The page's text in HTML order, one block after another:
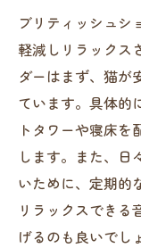
ブリティッシュシ
軽減しリラックス
ダーはまず、猫が
ています。具体的
トタワーや寝床
します。また、日
いために、定期的
リラックスできる
げるのも良いでし